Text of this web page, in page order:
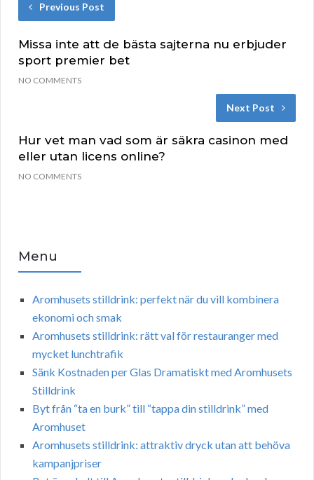
Previous Post
Missa inte att de bästa sajterna nu erbjuder
sport premier bet
NO COMMENTS
Next Post
Hur vet man vad som är säkra casinon med
eller utan licens online?
NO COMMENTS
Menu
Aromhusets stilldrink: perfekt när du vill kombinera
ekonomi och smak
Aromhusets stilldrink: rätt val för restauranger med
mycket lunchtrafik
Sänk Kostnaden per Glas Dramatiskt med Aromhusets
Stilldrink
Byt från “ta en burk” till “tappa din stilldrink” med
Aromhuset
Aromhusets stilldrink: attraktiv dryck utan att behöva
kampanjpriser